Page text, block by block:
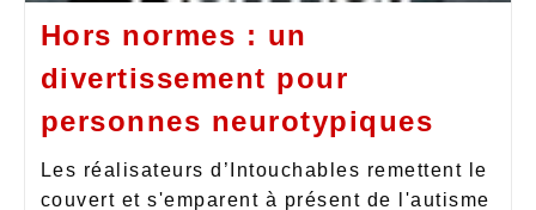
Hors normes : un
divertissement pour
personnes neurotypiques
Les réalisateurs d’Intouchables remettent le
couvert et s'emparent à présent de l'autisme